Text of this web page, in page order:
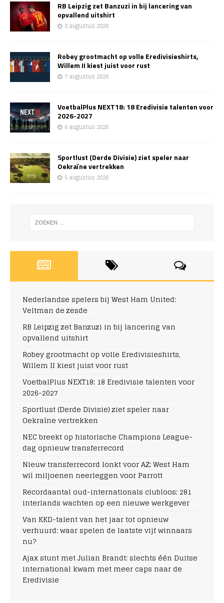
RB Leipzig zet Banzuzi in bij lancering van
opvallend uitshirt
8 augustus 2026
Robey grootmacht op volle Eredivisieshirts,
Willem II kiest juist voor rust
7 augustus 2026
VoetbalPlus NEXT18: 18 Eredivisie talenten voor
2026-2027
6 augustus 2026
Sportlust (Derde Divisie) ziet speler naar
Oekraïne vertrekken
5 augustus 2026
Nederlandse spelers bij West Ham United:
Veltman de zesde
RB Leipzig zet Banzuzi in bij lancering van
opvallend uitshirt
Robey grootmacht op volle Eredivisieshirts,
Willem II kiest juist voor rust
VoetbalPlus NEXT18: 18 Eredivisie talenten voor
2026-2027
Sportlust (Derde Divisie) ziet speler naar
Oekraïne vertrekken
NEC breekt op historische Champions League-
dag opnieuw transferrecord
Nieuw transferrecord lonkt voor AZ: West Ham
wil miljoenen neerleggen voor Parrott
Recordaantal oud-internationals clubloos: 281
interlands wachten op een nieuwe werkgever
Van KKD-talent van het jaar tot opnieuw
verhuurd: waar spelen de laatste vijf winnaars
nu?
Ajax stunt met Julian Brandt: slechts één Duitse
international kwam met meer caps naar de
Eredivisie